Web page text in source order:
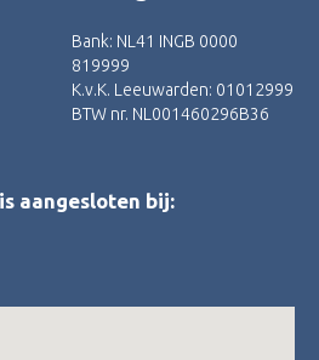
Bank: NL41 INGB 0000
819999
K.v.K. Leeuwarden: 01012999
BTW nr. NL001460296B36
aangesloten bij: